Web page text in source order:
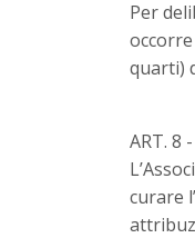
Per
quarti)
ART. 8
curare